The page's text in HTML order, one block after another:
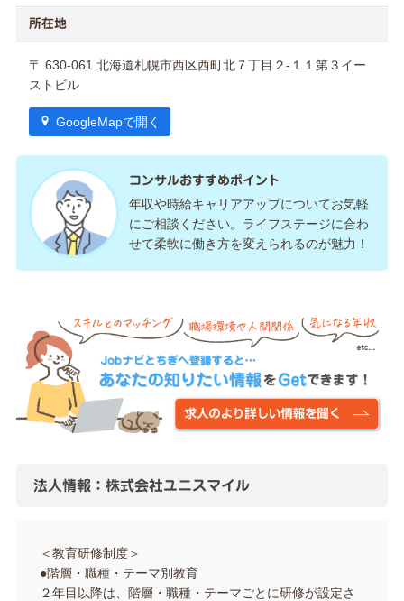
所在地
〒 630-061 北海道札幌市西区西町北７丁目２-１１第３イー
ストビル
GoogleMapで開く
コンサルおすすめポイント
年収や時給キャリアアップについてお気軽
にご相談ください。ライフステージに合わ
せて柔軟に働き方を変えられるのが魅力！
法人情報：株式会社ユニスマイル
＜教育研修制度＞
●階層・職種・テーマ別教育
２年目以降は、階層・職種・テーマごとに研修が設定さ